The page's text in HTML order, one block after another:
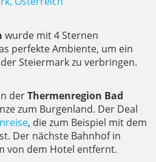
wurde mit 4 Sternen
perfekte Ambiente, um ein
Steiermark zu verbringen.
derThermenregion Bad
zum Burgenland. Der Deal
, die zum Beispiel mit dem
Der nächste Bahnhof in
von dem Hotel entfernt.